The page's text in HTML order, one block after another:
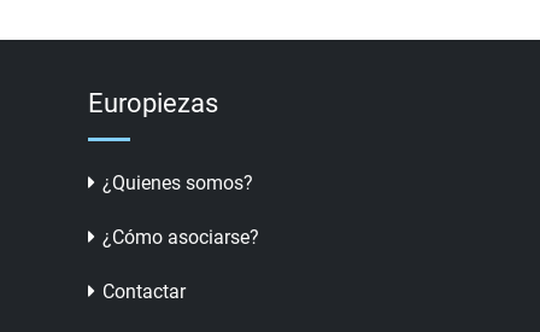
Europiezas
¿Quienes somos?
¿Cómo asociarse?
Contactar